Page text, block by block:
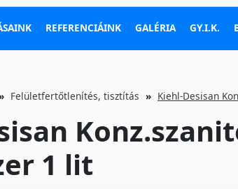
REFERENCIÁINK GALÉRIA GY.I.K.
Felületfertőtlenítés, tisztítás Kiehl-Desisan
1 lit